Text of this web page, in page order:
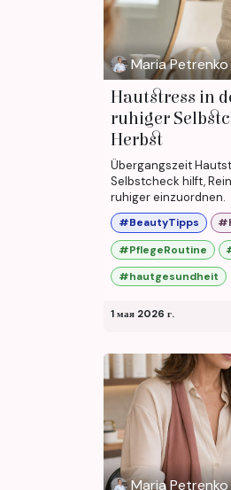
Maria Petrenko
Hautstress in
ruhiger
Herbst
Übergangszeit
Selbstcheck hilft,
ruhiger einzuordnen.
#BeautyTipps
#PflegeRoutine
#hautgesundheit
1 мая 2026 г.
Maria Petrenko